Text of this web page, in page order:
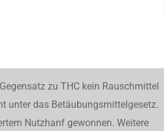
zu THC kein Rauschmittel
unter das Betäubungsmittelgesetz.
Nutzhanf gewonnen. Weitere